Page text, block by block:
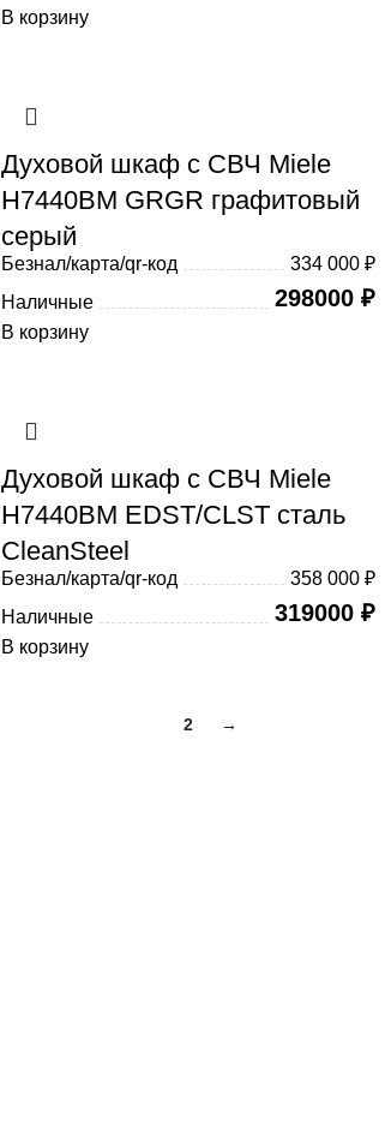
В корзину
Духовой шкаф с СВЧ Miele
H7440BM GRGR графитовый
серый
Безнал/карта/qr-код
334 000 ₽
Наличные
298000₽
В корзину
Духовой шкаф с СВЧ Miele
H7440BM EDST/CLST сталь
CleanSteel
Безнал/карта/qr-код
358 000 ₽
Наличные
319000₽
В корзину
2 →